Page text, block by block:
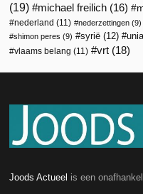
(19)
michael freilich (16)
nederland (11) nederzettingen (9)
shimon peres (9) syrië (12)
vlaams belang (11) vrt (18)
Joods Actueel is een